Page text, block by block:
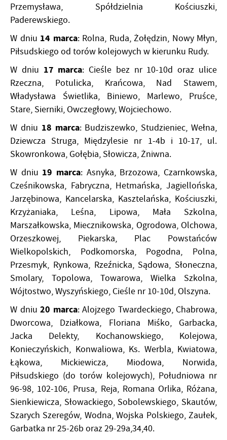
Przemysława, Spółdzielnia Kościuszki,
Paderewskiego.
W dniu 14 marca: Rolna, Ruda, Żołędzin, Nowy Młyn,
Piłsudskiego od torów kolejowych w kierunku Rudy.
W dniu 17 marca: Cieśle bez nr 10-10d oraz ulice
Rzeczna, Potulicka, Krańcowa, Nad Stawem,
Władysława Świetlika, Biniewo, Marlewo, Pruśce,
Stare, Sierniki, Owczegłowy, Wojciechowo.
W dniu 18 marca: Budziszewko, Studzieniec, Wełna,
Dziewcza Struga, Międzylesie nr 1-4b i 10-17, ul.
Skowronkowa, Gołębia, Słowicza, Żniwna.
W dniu 19 marca: Asnyka, Brzozowa, Czarnkowska,
Cześnikowska, Fabryczna, Hetmańska, Jagiellońska,
Jarzębinowa, Kancelarska, Kasztelańska, Kościuszki,
Krzyżaniaka, Leśna, Lipowa, Mała Szkolna,
Marszałkowska, Miecznikowska, Ogrodowa, Olchowa,
Orzeszkowej, Piekarska, Plac Powstańców
Wielkopolskich, Podkomorska, Pogodna, Polna,
Przesmyk, Rynkowa, Rzeźnicka, Sądowa, Słoneczna,
Smolary, Topolowa, Towarowa, Wielka Szkolna,
Wójtostwo, Wyszyńskiego, Cieśle nr 10-10d, Olszyna.
W dniu 20 marca: Alojzego Twardeckiego, Chabrowa,
Dworcowa, Działkowa, Floriana Miśko, Garbacka,
Jacka Delekty, Kochanowskiego, Kolejowa,
Konieczyńskich, Konwaliowa, Ks. Werbla, Kwiatowa,
Łąkowa, Mickiewicza, Miodowa, Norwida,
Piłsudskiego (do torów kolejowych), Południowa nr
96-98, 102-106, Prusa, Reja, Romana Orlika, Różana,
Sienkiewicza, Słowackiego, Sobolewskiego, Skautów,
Szarych Szeregów, Wodna, Wojska Polskiego, Zaułek,
Garbatka nr 25-26b oraz 29-29a,34,40.